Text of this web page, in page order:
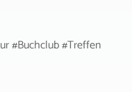
#Buchclub #Treffen